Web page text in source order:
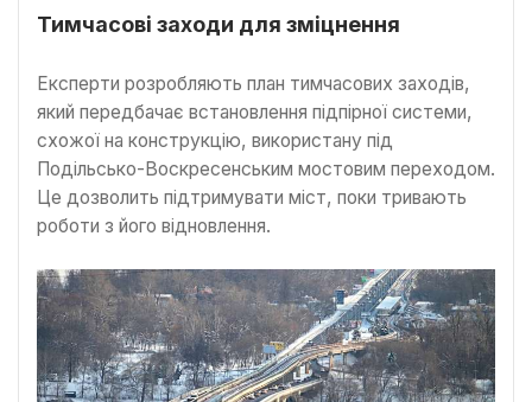
Тимчасові заходи для зміцнення
Експерти розробляють план тимчасових заходів,
який передбачає встановлення підпірної системи,
схожої на конструкцію, використану під
Подільсько-Воскресенським мостовим переходом.
Це дозволить підтримувати міст, поки тривають
роботи з його відновлення.